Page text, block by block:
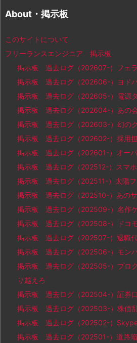
About・掲示板
このサイトについて
フリーランスエンジニア 掲示板
掲示板 過去ログ（202607-）フェ
掲示板 過去ログ（202606-）ヨド
掲示板 過去ログ（202605-）電源
掲示板 過去ログ（202604-）あの
掲示板 過去ログ（202603-）幻の
掲示板 過去ログ（202602-）採用
掲示板 過去ログ（202601-）オー
掲示板 過去ログ（202512-）スマホ
掲示板 過去ログ（202511-）太陽フ
掲示板 過去ログ（202510-）あの
掲示板 過去ログ（202509-）名作
掲示板 過去ログ（202508-）ドコ
掲示板 過去ログ（202507-）退職
掲示板 過去ログ（202506-）モン
掲示板 過去ログ（202505-）プロ
り越えろ
掲示板 過去ログ（202504-）証券
掲示板 過去ログ（202503-）株価
掲示板 過去ログ（202502-）
掲示板 過去ログ（202501-）道路